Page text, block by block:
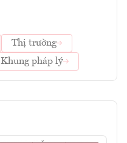
Thị trường
Khung pháp lý